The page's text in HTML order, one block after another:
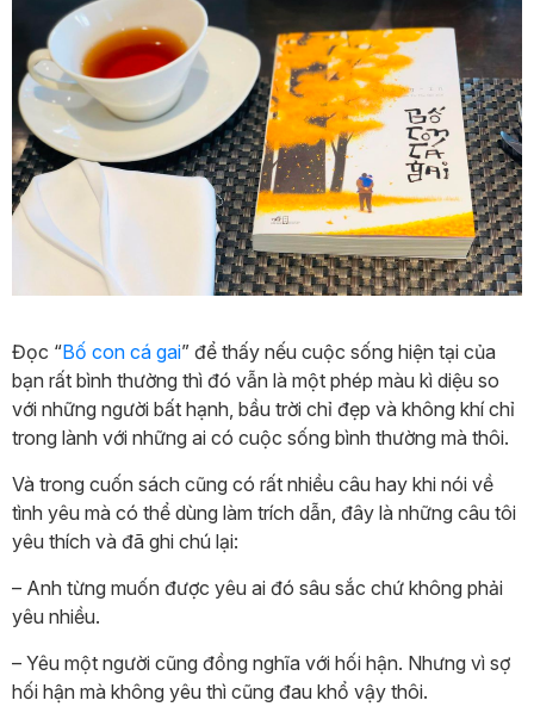
Đọc “Bố con cá gai” để thấy nếu cuộc sống hiện tại của
bạn rất bình thường thì đó vẫn là một phép màu kì diệu so
với những người bất hạnh, bầu trời chỉ đẹp và không khí chỉ
trong lành với những ai có cuộc sống bình thường mà thôi.
Và trong cuốn sách cũng có rất nhiều câu hay khi nói về
tình yêu mà có thể dùng làm trích dẫn, đây là những câu tôi
yêu thích và đã ghi chú lại:
– Anh từng muốn được yêu ai đó sâu sắc chứ không phải
yêu nhiều.
– Yêu một người cũng đồng nghĩa với hối hận. Nhưng vì sợ
hối hận mà không yêu thì cũng đau khổ vậy thôi.